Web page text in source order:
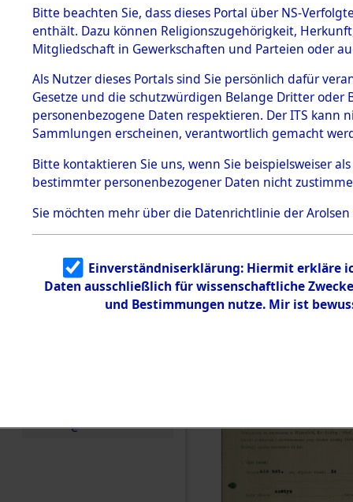
BESTÄNDE
1.
mente
5. Verschiedenes
5.3
Todesmärsche
5.3.1 Alliierte
Erhebungen
zu
Todesmärsch
en
5.3.2
Identifizierun
g
5.3.3
Todesmärsch
e
auf dem
zur
Roding)
Leben
0001
Bitte beachten Sie, dass dieses Portal über NS-
enthält. Dazu können Religionszugehörigkeit,
Mitgliedschaft in Gewerkschaften und Parteien oder
Als Nutzer dieses Portals sind Sie persönlich dafür
Gesetze und die schutzwürdigen Belange Dritter
personenbezogene Daten respektieren. Der ITS
Sammlungen erscheinen, verantwortlich gemacht
Bitte kontaktieren Sie uns, wenn Sie beispielsweiser
bestimmter personenbezogener Daten nicht
Sie möchten mehr über die Datenrichtlinie der Arolsen
Einverständniserklärung: Hiermit erkläre
Daten ausschließlich für wissenschaftliche
und Bestimmungen nutze. Mir ist